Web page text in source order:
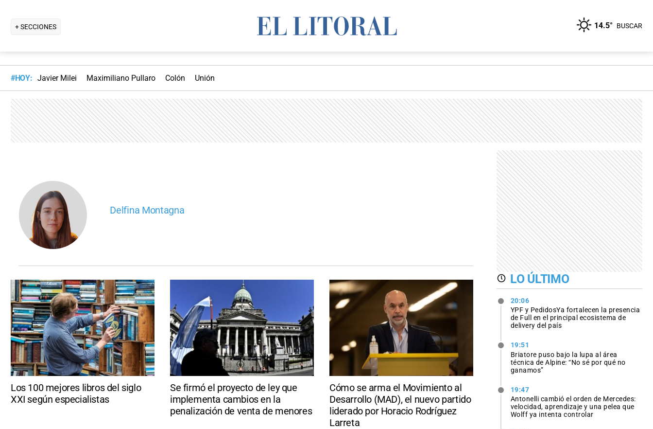
+ SECCIONES 14.5° BUSCAR
#HOY: Javier Milei Maximiliano Pullaro Colón Unión
Delfina Montagna
Los 100 mejores libros del siglo
XXI según especialistas
Se firmó el proyecto de ley que
implementa cambios en la
penalización de venta de menores
Cómo se arma el Movimiento al
Desarrollo (MAD), el nuevo partido
liderado por Horacio Rodríguez
Larreta
LO ÚLTIMO
20:06
YPF y PedidosYa fortalecen la presencia
de Full en el principal ecosistema de
delivery del país
19:51
Briatore puso bajo la lupa al área
técnica de Alpine: “No sé por qué no
ganamos”
19:47
Antonelli cambió el orden de Mercedes:
velocidad, aprendizaje y una pelea que
Wolff ya intenta controlar